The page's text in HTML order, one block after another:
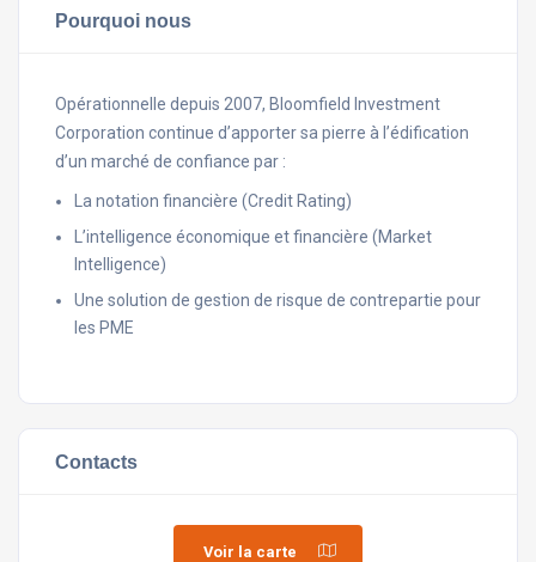
Pourquoi nous
Opérationnelle depuis 2007, Bloomfield Investment
Corporation continue d’apporter sa pierre à l’édification
d’un marché de confiance par :
La notation financière (Credit Rating)
L’intelligence économique et financière (Market
Intelligence)
Une solution de gestion de risque de contrepartie pour
les PME
Contacts
Voir la carte